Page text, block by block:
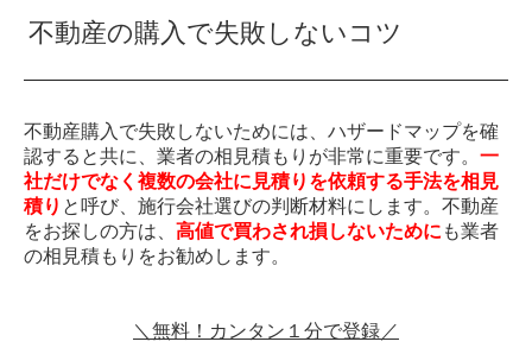
不動産の購入で失敗しないコツ
不動産購入で失敗しないためには、ハザードマップを確
認すると共に、業者の相見積もりが非常に重要です。 一
社だけでなく複数の会社に見積りを依頼する手法を相見
積り と呼び、施行会社選びの判断材料にします。不動産
をお探しの方は、 高値で買わされ損しないために も業者
の相見積もりをお勧めします。
＼無料！カンタン１分で登録／